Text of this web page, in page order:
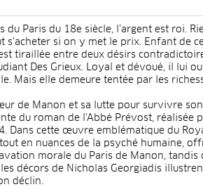
du Paris du 18e siècle, l’argent est roi.
s’acheter si on y met le prix. Enfant de
tiraillée entre deux désirs
Des Grieux. Loyal et dévoué, il lui
Mais elle demeure tentée par les
de Manon et sa lutte pour survivre
du roman de l’Abbé Prévost, réalisée
Dans cette œuvre emblématique du
en nuances de la psyché humaine,
morale du Paris de Manon, tandis
décors de Nicholas Georgiadis
déclin.